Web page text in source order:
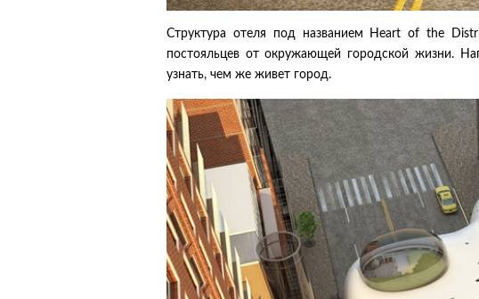
Структура отеля под названием Heart of the
постояльцев от окружающей городской жизни.
узнать, чем же живет город.